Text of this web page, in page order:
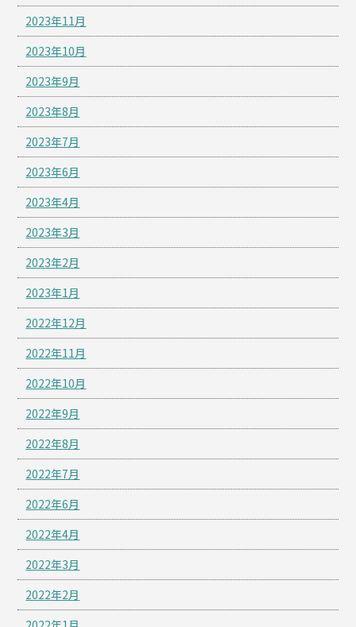
2023年11月
2023年10月
2023年9月
2023年8月
2023年7月
2023年6月
2023年4月
2023年3月
2023年2月
2023年1月
2022年12月
2022年11月
2022年10月
2022年9月
2022年8月
2022年7月
2022年6月
2022年4月
2022年3月
2022年2月